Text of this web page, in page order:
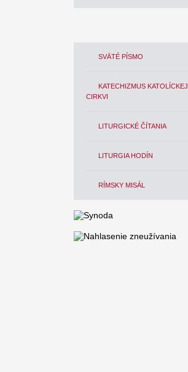
SVÄTÉ PÍSMO
KATECHIZMUS KATOLÍCKEJ
CIRKVI
LITURGICKÉ ČÍTANIA
LITURGIA HODÍN
RÍMSKY MISÁL